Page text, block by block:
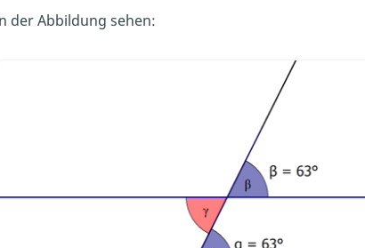
der Abbildung sehen: